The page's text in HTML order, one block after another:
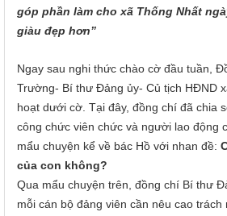
góp phần làm cho xã Thống Nhất
giàu đẹp hơn”
Ngay sau nghi thức chào cờ đầu tuần,
Trường- Bí thư Đảng ủy- Củ tịch HĐND
hoạt dưới cờ. Tại đây, đồng chí đã chia
công chức viên chức và người lao động
mẩu chuyện kể về bác Hồ với nhan đề:
của con không?
Qua mẩu chuyện trên, đồng chí Bí thư
mỗi cán bộ đảng viên cần nêu cao